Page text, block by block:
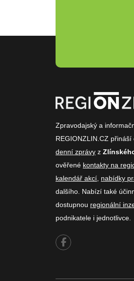
Zpravodajský a
REGIONZLIN.CZ
denní zprávy z
ověřené kontakty na
kalendář akcí nabídky
dalšího. Nabízí také
dostupnou regionální
podnikatele i jednotlivce.